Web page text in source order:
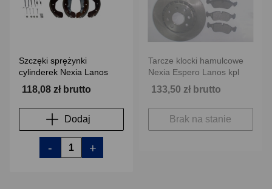
Szczęki sprężynki
cylinderek Nexia Lanos
118,08 zł brutto
Dodaj
- +
Tarcze klocki hamulcowe
Nexia Espero Lanos kpl
133,50 zł brutto
Brak na stanie